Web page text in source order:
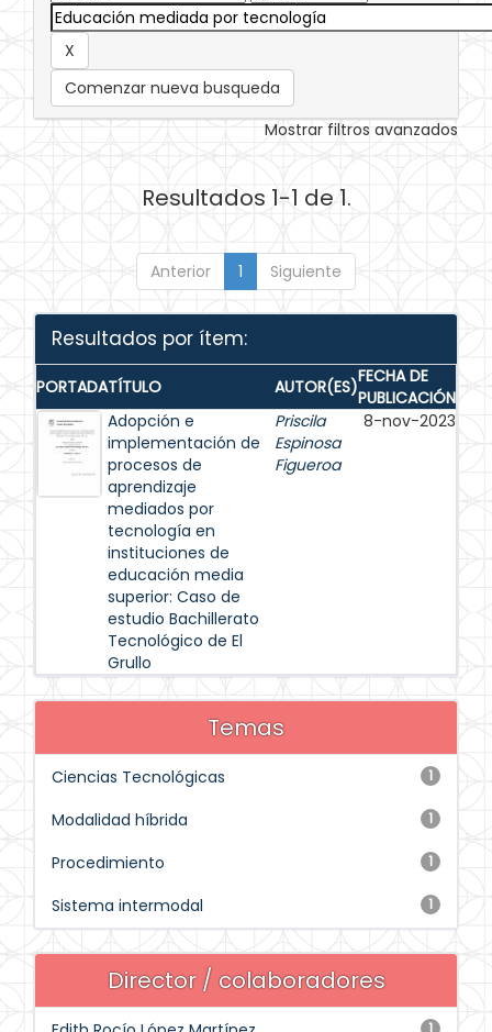
Comenzar nueva busqueda
Mostrar filtros avanzados
Resultados 1-1 de 1.
Anterior 1 Siguiente
Resultados por ítem:
PORTADATÍTULO AUTOR(ES)FECHA DE
PUBLICACIÓN
Adopción e
implementación de
procesos de
aprendizaje
mediados por
tecnología en
instituciones de
educación media
superior: Caso de
estudio Bachillerato
Tecnológico de El
Grullo
Priscila
Espinosa
Figueroa
8-nov-2023
Temas
1
Ciencias Tecnológicas
1
Modalidad híbrida
1
Procedimiento
1
Sistema intermodal
Director / colaboradores
1